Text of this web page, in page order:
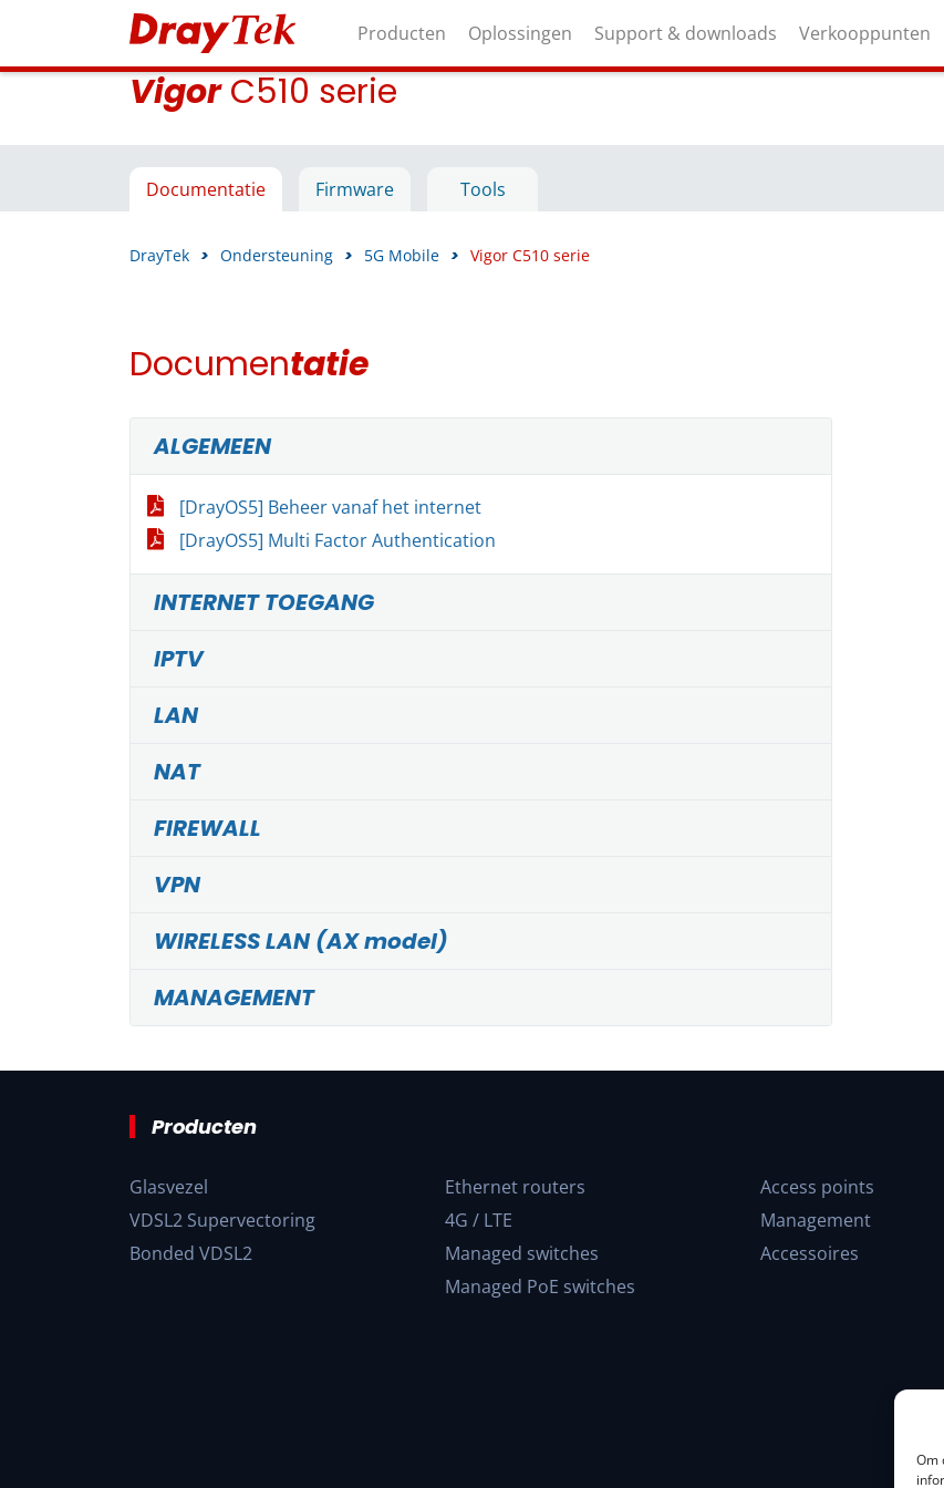
Om
Producten Oplossingen Support & downloads Verkooppunten
VigorC510 serie
Documentatie Firmware Tools
DrayTek > Ondersteuning > 5G Mobile > Vigor C510 serie
Documentatie
ALGEMEEN
[DrayOS5] Beheer vanaf het internet
[DrayOS5] Multi Factor Authentication
INTERNET TOEGANG
IPTV
LAN
NAT
FIREWALL
VPN
WIRELESS LAN (AX model)
MANAGEMENT
Producten
Glasvezel
VDSL2 Supervectoring
Bonded VDSL2
Ethernet routers
4G / LTE
Managed switches
Managed PoE switches
Access points
Management
Accessoires